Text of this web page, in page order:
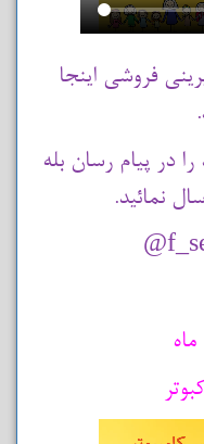
فروشی اینجا
در پیام رسان بله
نمائید.